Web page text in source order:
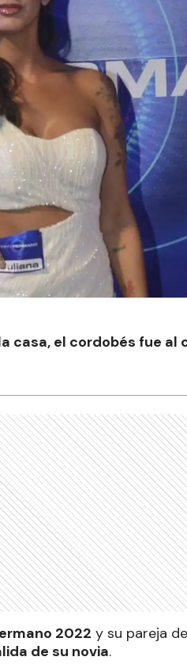
casa, el cordobés fue al
2022 y su pareja
de su novia.